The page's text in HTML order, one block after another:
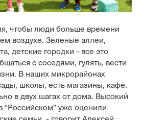
чтобы люди больше времени
воздухе. Зеленые аллеи,
детские городки - все это
с соседями, гулять, вести
В наших микрорайонах
школы, есть магазины, кафе.
в двух шагах от дома. Высокий
“Российском” уже оценили